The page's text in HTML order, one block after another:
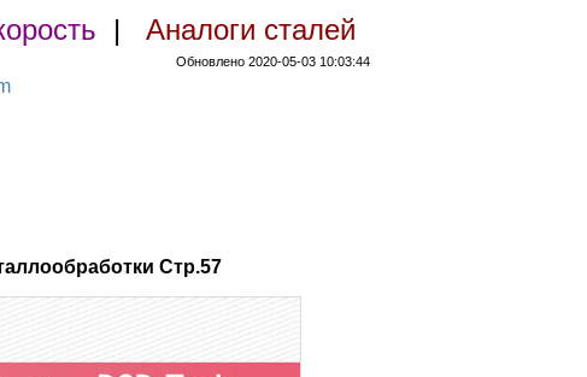
| Аналоги сталей
Обновлено 2020-05-03 10:03:44
Стр.57